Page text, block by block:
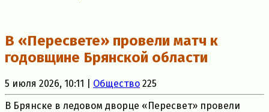
В «Пересвете» провели матч к
годовщине Брянской области
5 июля 2026, 10:11 | Общество 225
В Брянске в ледовом дворце «Пересвет» провели